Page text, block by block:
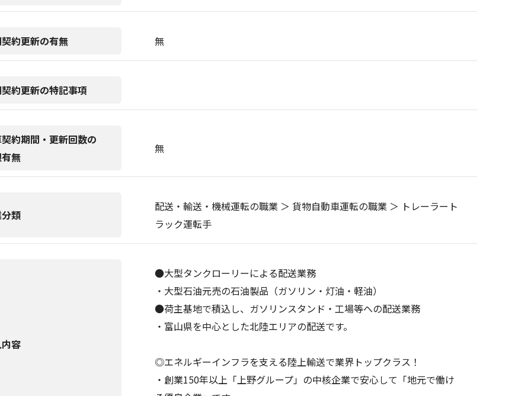
約更新の有無 無
約更新の特記事項
約期間・更新回数の
無
無
類
配送・輸送・機械運転の職業 ＞ 貨物自動車運転の職業 ＞ トレーラート
ラック運転手
容
●大型タンクローリーによる配送業務
・大型石油元売の石油製品（ガソリン・灯油・軽油）
●荷主基地で積込し、ガソリンスタンド・工場等への配送業務
・富山県を中心とした北陸エリアの配送です。
◎エネルギーインフラを支える陸上輸送で業界トップクラス！
・創業150年以上「上野グループ」の中核企業で安心して「地元で働け